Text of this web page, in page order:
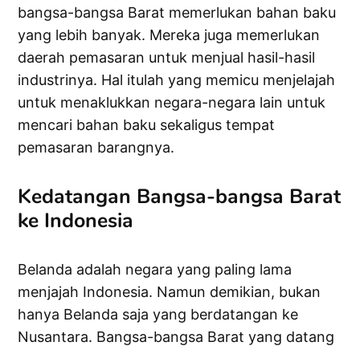
bangsa-bangsa Barat memerlukan bahan baku
yang lebih banyak. Mereka juga memerlukan
daerah pemasaran untuk menjual hasil-hasil
industrinya. Hal itulah yang memicu menjelajah
untuk menaklukkan negara-negara lain untuk
mencari bahan baku sekaligus tempat
pemasaran barangnya.
Kedatangan Bangsa-bangsa Barat
ke Indonesia
Belanda adalah negara yang paling lama
menjajah Indonesia. Namun demikian, bukan
hanya Belanda saja yang berdatangan ke
Nusantara. Bangsa-bangsa Barat yang datang